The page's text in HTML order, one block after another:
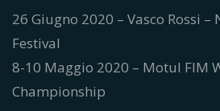
26 Giugno 2020 – Vasco Rossi –
Festival
8-10 Maggio 2020 – Motul FIM
Championship